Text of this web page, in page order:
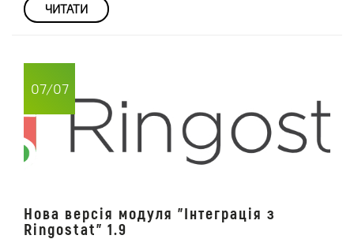
ЧИТАТИ
07/07
Нова версія модуля "Інтеграція з
Ringostat" 1.9